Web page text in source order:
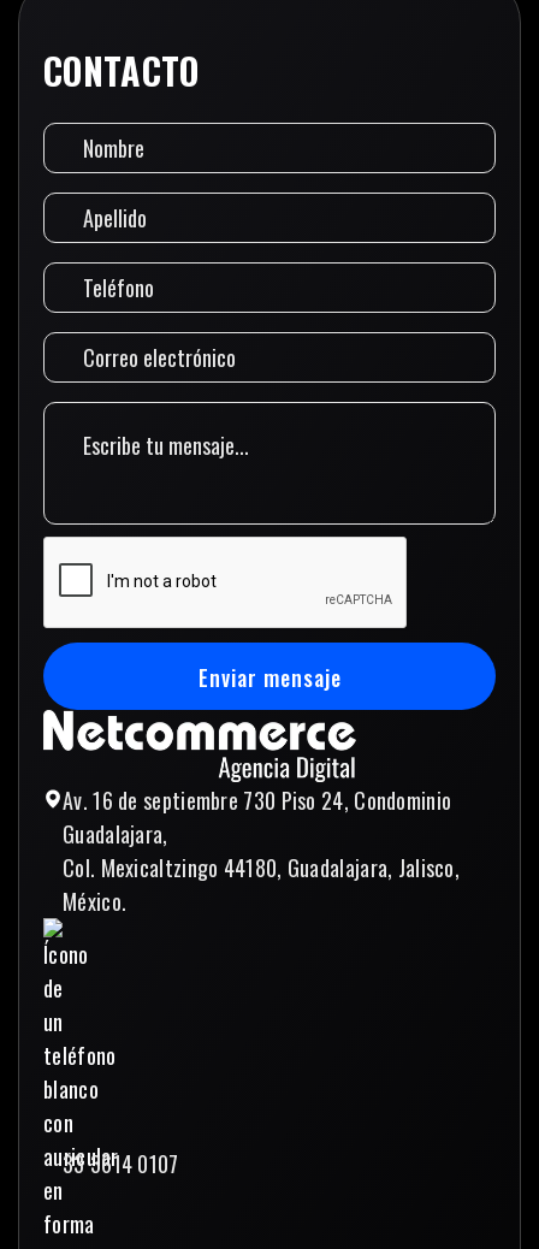
Av. 16 de septiembre 730 Piso 24, Condominio
Guadalajara,
Col. Mexicaltzingo 44180, Guadalajara, Jalisco,
México.
33 3614 0107
CONTACTO
Enviar mensaje
Enviar mensaje